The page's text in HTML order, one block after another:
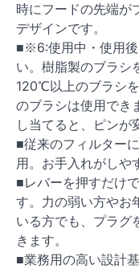
時にフードの先端が
デザインです。
■※6:使用中・使用後
い。樹脂製のブラシ
120℃以上のブラシ
のブラシは使用でき
し当てると、ピンが
■従来のフィルター
用。お手入れがしや
■レバーを押すだけ
す。力の弱い方やお
いる方でも、プラグ
きます。
■業務用の高い設計